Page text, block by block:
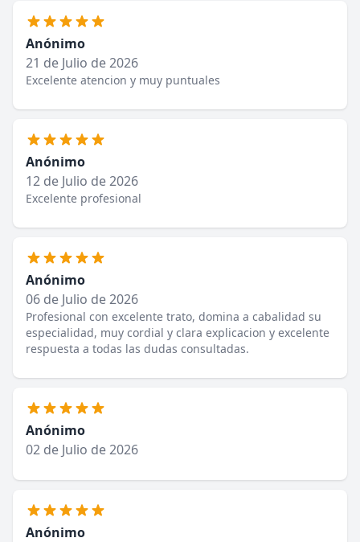
Anónimo
21 de Julio de 2026
Excelente atencion y muy puntuales
Anónimo
12 de Julio de 2026
Excelente profesional
Anónimo
06 de Julio de 2026
Profesional con excelente trato, domina a cabalidad su
especialidad, muy cordial y clara explicacion y excelente
respuesta a todas las dudas consultadas.
Anónimo
02 de Julio de 2026
Anónimo